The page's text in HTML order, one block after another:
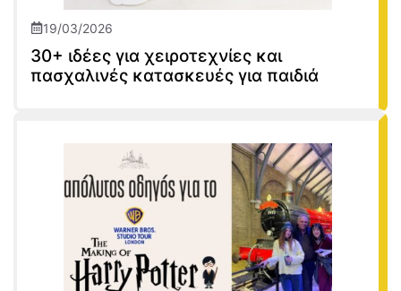
19/03/2026
30+ ιδέες για χειροτεχνίες και
πασχαλινές κατασκευές για παιδιά